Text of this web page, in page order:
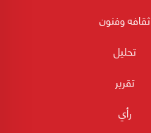
ثقافه وفنون
تحليل
تقرير
رأي